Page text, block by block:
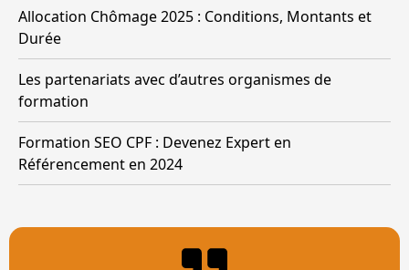
Allocation Chômage 2025 : Conditions, Montants et
Durée
Les partenariats avec d’autres organismes de
formation
Formation SEO CPF : Devenez Expert en
Référencement en 2024